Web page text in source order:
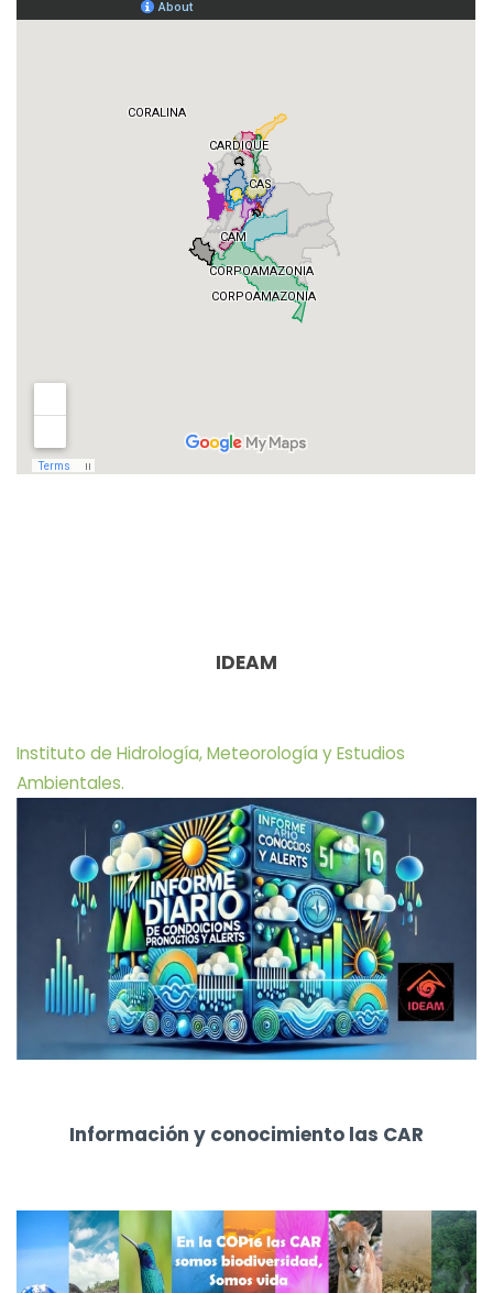
IDEAM
Instituto de Hidrología, Meteorología y Estudios
Ambientales.
Información y conocimiento las CAR